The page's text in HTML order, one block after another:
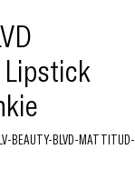
BEAUTY-BLVD-MATTITUD-